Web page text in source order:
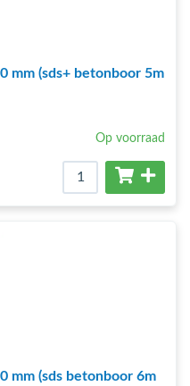
mm (sds+ betonboor 5m
Op voorraad
mm (sds betonboor 6m